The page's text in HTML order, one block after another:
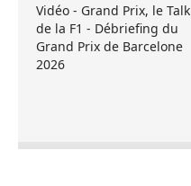
Vidéo - Grand Prix, le Talk
de la F1 - Débriefing du
Grand Prix de Barcelone
2026